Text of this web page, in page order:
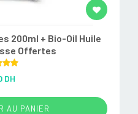
200ml + Bio-Oil Huile
Offertes
5
DH
AU PANIER